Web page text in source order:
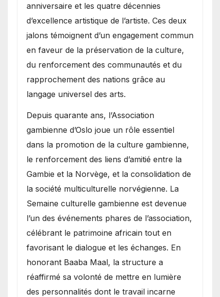
anniversaire et les quatre décennies
d’excellence artistique de l’artiste. Ces deux
jalons témoignent d’un engagement commun
en faveur de la préservation de la culture,
du renforcement des communautés et du
rapprochement des nations grâce au
langage universel des arts.
​Depuis quarante ans, l’Association
gambienne d’Oslo joue un rôle essentiel
dans la promotion de la culture gambienne,
le renforcement des liens d’amitié entre la
Gambie et la Norvège, et la consolidation de
la société multiculturelle norvégienne. La
Semaine culturelle gambienne est devenue
l’un des événements phares de l’association,
célébrant le patrimoine africain tout en
favorisant le dialogue et les échanges. En
honorant Baaba Maal, la structure a
réaffirmé sa volonté de mettre en lumière
des personnalités dont le travail incarne